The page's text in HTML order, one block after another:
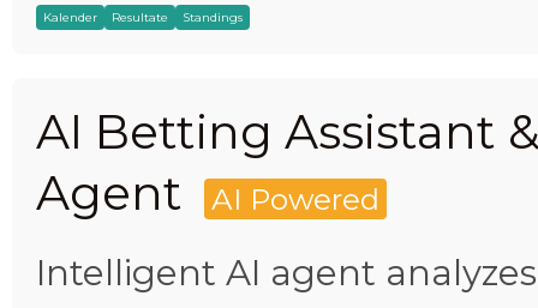
Kalender Resultate Standings
AI Betting Assistant
Agent
AI Powered
Intelligent AI agent analyzes